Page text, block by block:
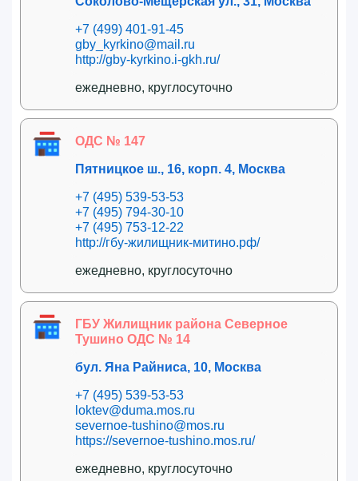
+7 (499) 401-91-45
gby_kyrkino@mail.ru
http://gby-kyrkino.i-gkh.ru/
ежедневно, круглосуточно
ОДС № 147
Пятницкое ш., 16, корп. 4, Москва
+7 (495) 539-53-53
+7 (495) 794-30-10
+7 (495) 753-12-22
http://гбу-жилищник-митино.рф/
ежедневно, круглосуточно
ГБУ Жилищник района Северное
Тушино ОДС № 14
бул. Яна Райниса, 10, Москва
+7 (495) 539-53-53
loktev@duma.mos.ru
severnoe-tushino@mos.ru
https://severnoe-tushino.mos.ru/
ежедневно, круглосуточно